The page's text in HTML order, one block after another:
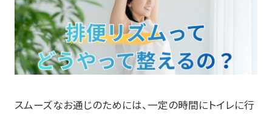
スムーズなお通じのためには、一定の時間にトイレに行